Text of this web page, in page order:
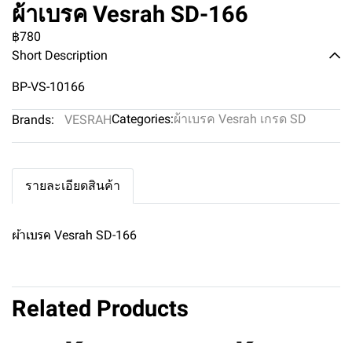
ผ้าเบรค Vesrah SD-166
฿780
Short Description
BP-VS-10166
Brands: VESRAHCategories:ผ้าเบรค Vesrah เกรด SD
รายละเอียดสินค้า
ผ้าเบรค Vesrah SD-166
Related Products